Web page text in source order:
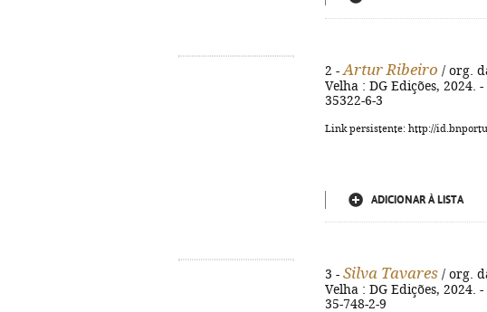
2 - Artur Ribeiro / org.
Velha : DG Edições, 2024.
35322-6-3
Link persistente: http://
ADICIONAR À LISTA
3 - Silva Tavares / org.
Velha : DG Edições, 2024.
35-748-2-9